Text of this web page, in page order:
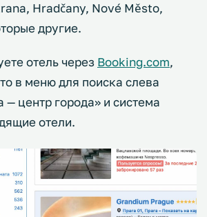
Hradčany, Nové Město,
другие.
отель через Booking.com,
в меню для поиска слева
— центр города» и система
отели.